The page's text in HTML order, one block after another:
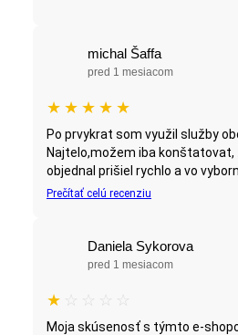
michal Šaffa
pred 1 mesiacom
★ ★ ★ ★ ★
Po prvykrat som využil služby
Najtelo,možem iba
objednal prišiel rychlo a vo
Prečítať celú recenziu
Daniela Sykorova
pred 1 mesiacom
★ ☆ ☆ ☆ ☆
Moja skúsenosť s týmto e-